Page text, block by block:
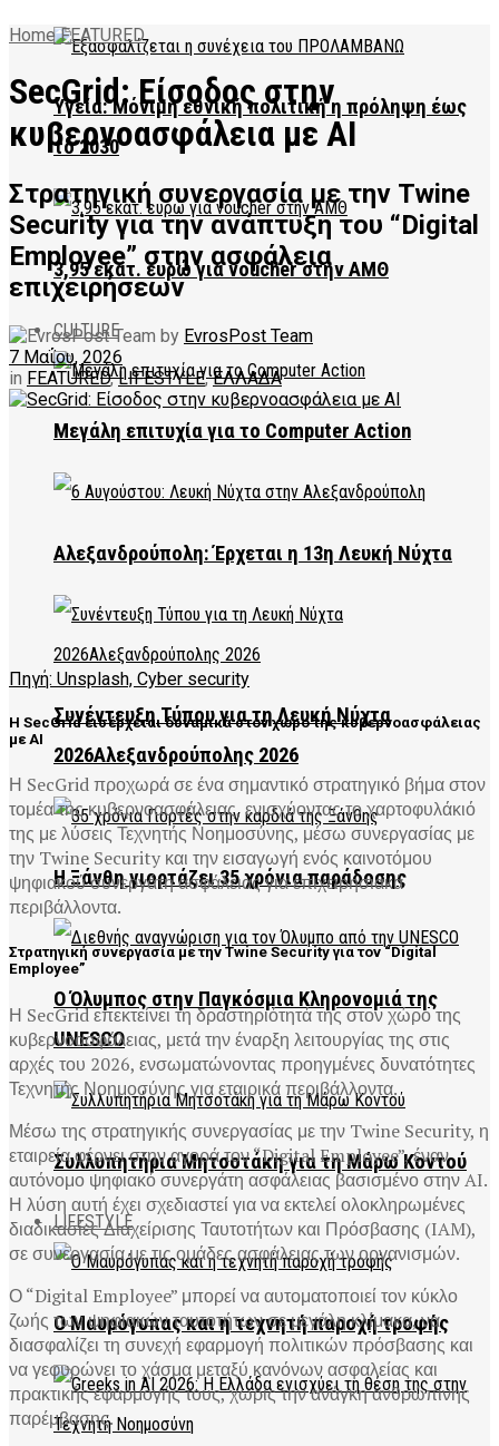
Υγεία: Μόνιμη εθνική πολιτική η πρόληψη έως
το 2030
3,95 εκατ. ευρώ για voucher στην ΑΜΘ
CULTURE
Μεγάλη επιτυχία για το Computer Action
Αλεξανδρούπολη: Έρχεται η 13η Λευκή Νύχτα
Συνέντευξη Τύπου για τη Λευκή Νύχτα
2026Αλεξανδρούπολης 2026
Η Ξάνθη γιορτάζει 35 χρόνια παράδοσης
Ο Όλυμπος στην Παγκόσμια Κληρονομιά της
UNESCO
Συλλυπητήρια Μητσοτάκη για τη Μάρω Κοντού
LIFESTYLE
Ο Μαυρόγυπας και η τεχνητή παροχή τροφής
Home FEATURED
SecGrid: Είσοδος στην
κυβερνοασφάλεια με AI
Στρατηγική συνεργασία με την Twine
Security για την ανάπτυξη του “Digital
Employee” στην ασφάλεια
επιχειρήσεων
by EvrosPost Team
7 Μαΐου, 2026
in FEATURED,LIFESTYLE,ΕΛΛΑΔΑ
Πηγή: Unsplash, Cyber security
Η SecGrid εισέρχεται δυναμικά στον χώρο της κυβερνοασφάλειας
με AI
Η SecGrid προχωρά σε ένα σημαντικό στρατηγικό βήμα στον
τομέα της κυβερνοασφάλειας, ενισχύοντας το χαρτοφυλάκιό
της με λύσεις Τεχνητής Νοημοσύνης, μέσω συνεργασίας με
την Twine Security και την εισαγωγή ενός καινοτόμου
ψηφιακού συνεργάτη ασφάλειας για επιχειρησιακά
περιβάλλοντα.
Στρατηγική συνεργασία με την Twine Security για τον “Digital
Employee”
Η SecGrid επεκτείνει τη δραστηριότητά της στον χώρο της
κυβερνοασφάλειας, μετά την έναρξη λειτουργίας της στις
αρχές του 2026, ενσωματώνοντας προηγμένες δυνατότητες
Τεχνητής Νοημοσύνης για εταιρικά περιβάλλοντα.
Μέσω της στρατηγικής συνεργασίας με την Twine Security, η
εταιρεία φέρνει στην αγορά τον “Digital Employee”, έναν
αυτόνομο ψηφιακό συνεργάτη ασφάλειας βασισμένο στην AI.
Η λύση αυτή έχει σχεδιαστεί για να εκτελεί ολοκληρωμένες
διαδικασίες Διαχείρισης Ταυτοτήτων και Πρόσβασης (IAM),
σε συνεργασία με τις ομάδες ασφάλειας των οργανισμών.
Ο “Digital Employee” μπορεί να αυτοματοποιεί τον κύκλο
ζωής των ψηφιακών ταυτοτήτων σε μεγάλη κλίμακα, να
διασφαλίζει τη συνεχή εφαρμογή πολιτικών πρόσβασης και
να γεφυρώνει το χάσμα μεταξύ κανόνων ασφαλείας και
πρακτικής εφαρμογής τους, χωρίς την ανάγκη ανθρώπινης
παρέμβασης.